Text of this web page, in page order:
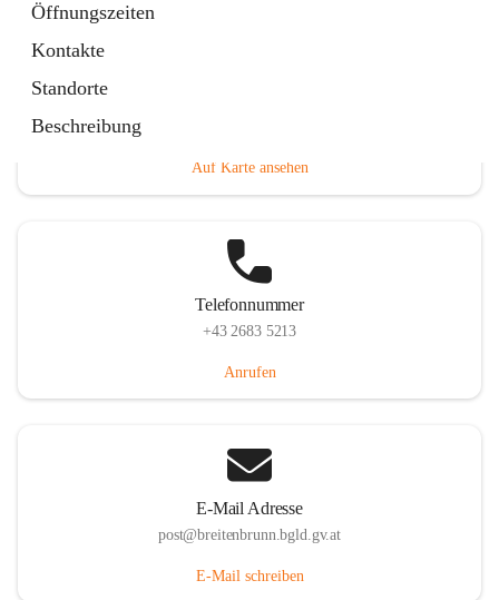
Öffnungszeiten
Kontakte
Standorte
Beschreibung
Auf Karte ansehen
Telefonnummer
+43 2683 5213
Anrufen
E-Mail Adresse
post@breitenbrunn.bgld.gv.at
E-Mail schreiben